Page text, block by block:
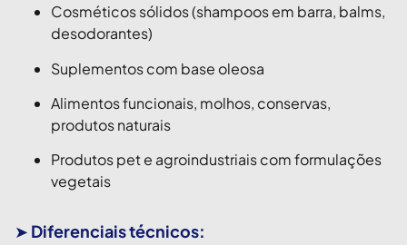
Cosméticos sólidos (shampoos em barra, balms,
desodorantes)
Suplementos com base oleosa
Alimentos funcionais, molhos, conservas,
produtos naturais
Produtos pet e agroindustriais com formulações
vegetais
➤ Diferenciais técnicos: